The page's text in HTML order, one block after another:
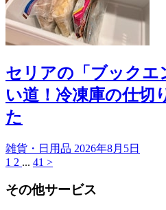
セリアの「ブックエ
い道！冷凍庫の仕切
た
雑貨・日用品 2026年8月5日
1 2 ... 41 >
その他サービス